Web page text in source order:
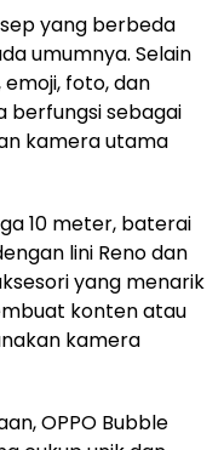
yang berbeda
umumnya. Selain
foto, dan
berfungsi sebagai
kamera utama
10 meter, baterai
lini Reno dan
yang menarik
konten atau
kamera
OPPO Bubble